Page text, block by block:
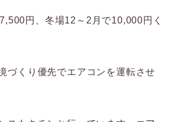
円、冬場12～2月で10,000円く
づくり優先でエアコンを運転させ